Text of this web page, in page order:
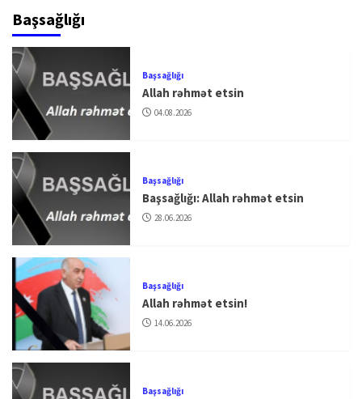
Başsağlığı
Başsağlığı
Allah rəhmət etsin
04.08.2026
Başsağlığı
Başsağlığı: Allah rəhmət etsin
28.06.2026
Başsağlığı
Allah rəhmət etsin!
14.06.2026
Başsağlığı